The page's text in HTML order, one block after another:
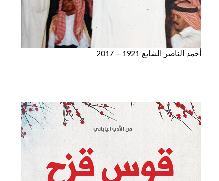
أحمد الناصر الشايع 1921 – 2017